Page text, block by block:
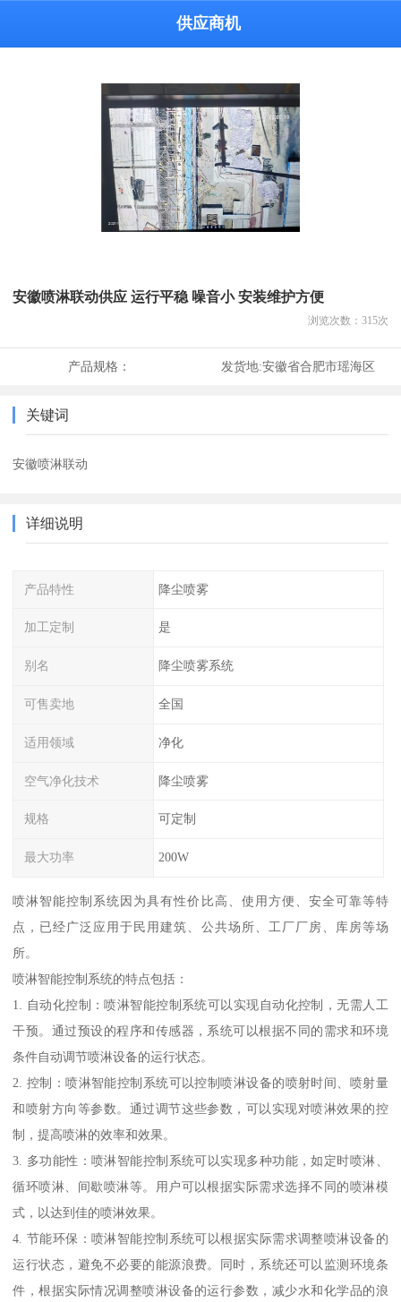
供应商机
安徽喷淋联动供应 运行平稳 噪音小 安装维护方便
浏览次数： 315次
产品规格： 发货地:安徽省合肥市瑶海区
关键词
安徽喷淋联动
详细说明
产品特性 降尘喷雾
加工定制 是
别名 降尘喷雾系统
可售卖地 全国
适用领域 净化
空气净化技术 降尘喷雾
规格 可定制
最大功率 200W
喷淋智能控制系统因为具有性价比高、使用方便、安全可靠等特
点，已经广泛应用于民用建筑、公共场所、工厂厂房、库房等场
所。
喷淋智能控制系统的特点包括：
1. 自动化控制：喷淋智能控制系统可以实现自动化控制，无需人工
干预。通过预设的程序和传感器，系统可以根据不同的需求和环境
条件自动调节喷淋设备的运行状态。
2. 控制：喷淋智能控制系统可以控制喷淋设备的喷射时间、喷射量
和喷射方向等参数。通过调节这些参数，可以实现对喷淋效果的控
制，提高喷淋的效率和效果。
3. 多功能性：喷淋智能控制系统可以实现多种功能，如定时喷淋、
循环喷淋、间歇喷淋等。用户可以根据实际需求选择不同的喷淋模
式，以达到佳的喷淋效果。
4. 节能环保：喷淋智能控制系统可以根据实际需求调整喷淋设备的
运行状态，避免不必要的能源浪费。同时，系统还可以监测环境条
件，根据实际情况调整喷淋设备的运行参数，减少水和化学品的浪